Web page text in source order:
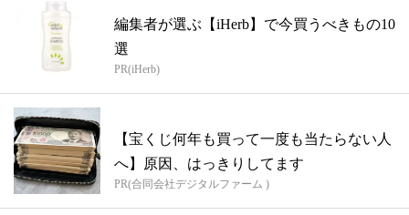
編集者が選ぶ【iHerb】で今買うべきもの10
選
PR(iHerb)
【宝くじ何年も買って一度も当たらない人
へ】原因、はっきりしてます
PR(合同会社デジタルファーム )